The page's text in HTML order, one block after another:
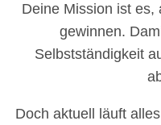
Deine Mission ist es,
gewinnen.
Selbstständigkeit
Doch aktuell läuft